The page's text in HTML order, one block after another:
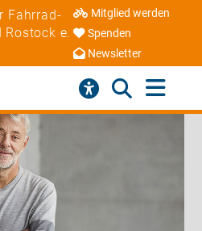
Fahrrad-
Rostock e.
Mitglied werden
Spenden
Newsletter